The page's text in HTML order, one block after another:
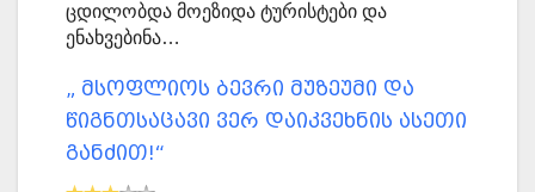
ცდილობდა მოეზიდა ტურისტები და
ენახვებინა…
„ მსოფლიოს ბევრი მუზეუმი და
წიგნთსაცავი ვერ დაიკვეხნის ასეთი
განძით!“